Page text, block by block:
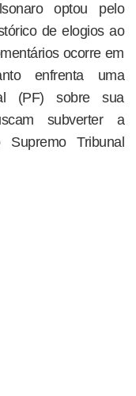
optou pelo
de elogios ao
ocorre em
enfrenta uma
(PF) sobre sua
subverter a
Tribunal